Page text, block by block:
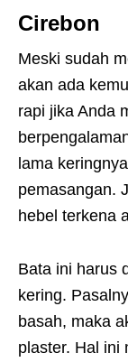
Cirebon
Meski sudah
akan ada
rapi jika Anda
lama
pemasangan.
hebel terkena
Bata ini harus
kering.
basah, maka
plaster. Hal ini